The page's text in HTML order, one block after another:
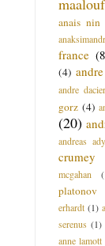
anais nin
france
(4)
andre dacier
gorz (4)
(20)
andreas ady
crumey
mcgahan
platonov
erhardt (1)
serenus (1)
anne lamott